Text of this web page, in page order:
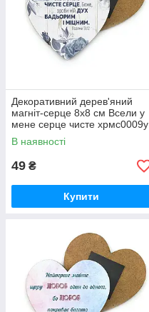
Декоративний дерев'яний
магніт-серце 8х8 см Всели у
мене серце чисте хрмс0009у
В наявності
49 ₴
Купити